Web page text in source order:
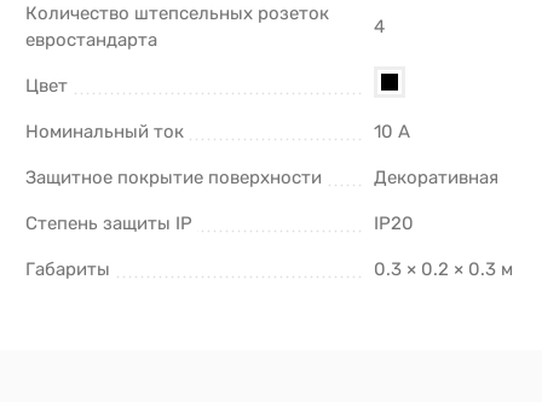
Количество штепсельных розеток
евростандарта
4
Цвет
Номинальный ток 10 А
Защитное покрытие поверхности Декоративная
Степень защиты IP IP20
Габариты 0.3 × 0.2 × 0.3 м